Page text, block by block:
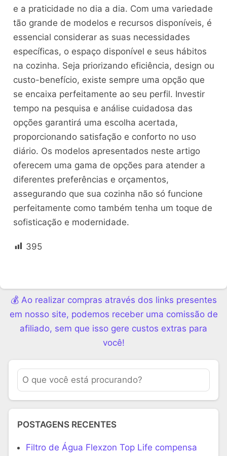
e a praticidade no dia a dia. Com uma variedade
tão grande de modelos e recursos disponíveis, é
essencial considerar as suas necessidades
específicas, o espaço disponível e seus hábitos
na cozinha. Seja priorizando eficiência, design ou
custo-benefício, existe sempre uma opção que
se encaixa perfeitamente ao seu perfil. Investir
tempo na pesquisa e análise cuidadosa das
opções garantirá uma escolha acertada,
proporcionando satisfação e conforto no uso
diário. Os modelos apresentados neste artigo
oferecem uma gama de opções para atender a
diferentes preferências e orçamentos,
assegurando que sua cozinha não só funcione
perfeitamente como também tenha um toque de
sofisticação e modernidade.
395
💰 Ao realizar compras através dos links presentes
em nosso site, podemos receber uma comissão de
afiliado, sem que isso gere custos extras para
você!
POSTAGENS RECENTES
Filtro de Água Flexzon Top Life compensa